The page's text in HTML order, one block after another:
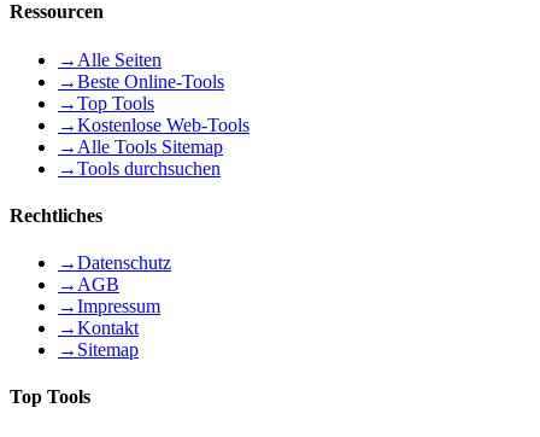
Ressourcen
→ Alle Seiten
→Beste Online-Tools
→Top Tools
→Kostenlose Web-Tools
→ Alle Tools Sitemap
→Tools durchsuchen
Rechtliches
→Datenschutz
→ AGB
→Impressum
→Kontakt
→ Sitemap
Top Tools